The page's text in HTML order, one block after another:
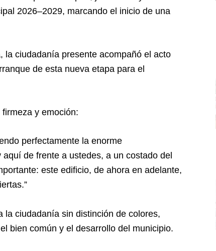
2026–2029, marcando el inicio de una
la ciudadanía presente acompañó el acto
de esta nueva etapa para el
y emoción:
perfectamente la enorme
de frente a ustedes, a un costado del
este edificio, de ahora en adelante,
la ciudadanía sin distinción de colores,
bien común y el desarrollo del municipio.